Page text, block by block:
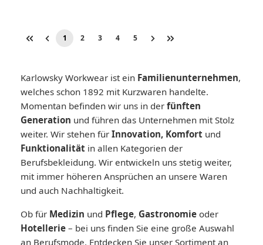
Seite
1 Seite
2 Seite
3 Seite
4 Seite
5
Karlowsky Workwear ist ein Familienunternehmen,
welches schon 1892 mit Kurzwaren handelte.
Momentan befinden wir uns in der fünften
Generation und führen das Unternehmen mit Stolz
weiter. Wir stehen für Innovation, Komfort und
Funktionalität in allen Kategorien der
Berufsbekleidung. Wir entwickeln uns stetig weiter,
mit immer höheren Ansprüchen an unsere Waren
und auch Nachhaltigkeit.
Ob für Medizin und Pflege, Gastronomie oder
Hotellerie – bei uns finden Sie eine große Auswahl
an Berufsmode. Entdecken Sie unser Sortiment an